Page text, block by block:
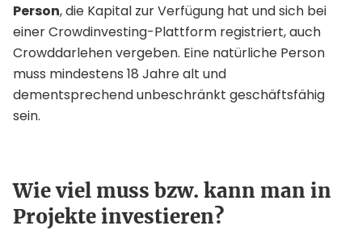
Person, die Kapital zur Verfügung hat und sich bei
einer Crowdinvesting-Plattform registriert, auch
Crowddarlehen vergeben. Eine natürliche Person
muss mindestens 18 Jahre alt und
dementsprechend unbeschränkt geschäftsfähig
sein.
Wie viel muss bzw. kann man in
Projekte investieren?